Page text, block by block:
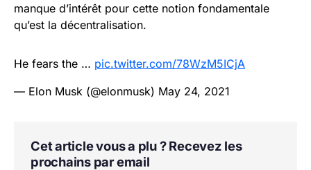
manque d’intérêt pour cette notion fondamentale
qu’est la décentralisation.
He fears the … pic.twitter.com/78WzM5ICjA
— Elon Musk (@elonmusk) May 24, 2021
Cet article vous a plu ? Recevez les
prochains par email